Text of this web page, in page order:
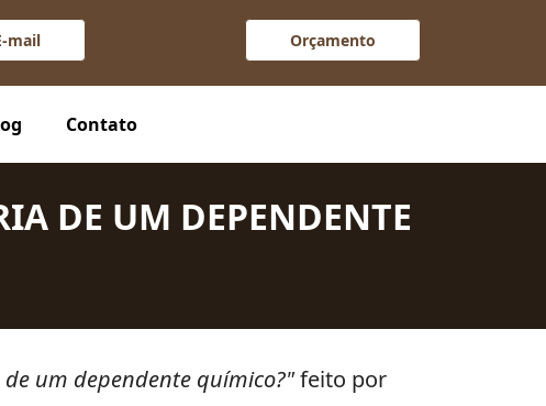
dentro da lei.
mail Orçamento
Contato
DE UM DEPENDENTE
um dependente químico?"feito por